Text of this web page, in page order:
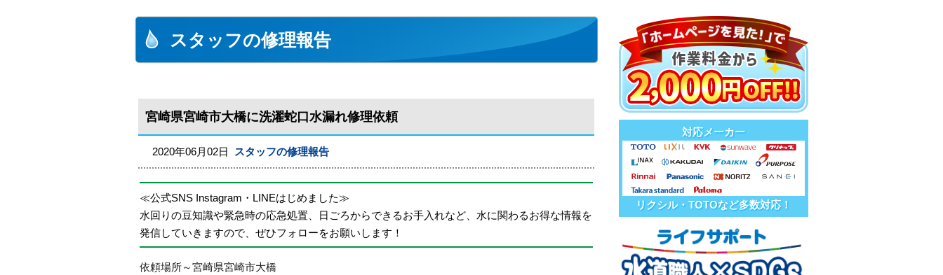
スタッフの修理報告
宮崎県宮崎市大橋に洗濯蛇口水漏れ修理依頼
2020年06月02日 スタッフの修理報告
≪公式SNS Instagram・LINEはじめました≫
水回りの豆知識や緊急時の応急処置、日ごろからできるお手入れなど、水に関わるお得な情報を
発信していきますので、ぜひフォローをお願いします！
依頼場所～宮崎県宮崎市大橋
対応メーカー
リクシル・TOTOなど多数対応！